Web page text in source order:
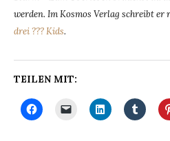
werden. Im Kosmos Verlag schreibt er
drei ??? Kids.
TEILEN MIT: